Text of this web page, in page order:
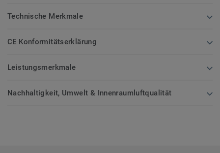
Technische Merkmale
CE Konformitätserklärung
Leistungsmerkmale
Nachhaltigkeit, Umwelt & Innenraumluftqualität